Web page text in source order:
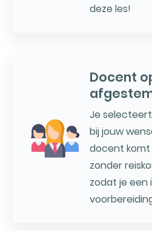
deze les!
Docent
Je
bij jouw
docent komt
zonder
zodat je een